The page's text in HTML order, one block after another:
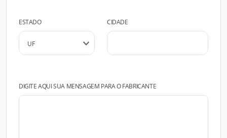
ESTADO CIDADE
DIGITE AQUI SUA MENSAGEM PARA O FABRICANTE